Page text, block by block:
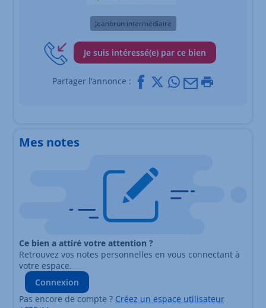
Jeanbrun intermédiaire
Je suis intéressé(e) par ce bien
Partager l'annonce : Facebook
X Whatsapp
Mail
Mes notes
Ce bien a attiré votre attention ?
Retrouvez vos notes personnelles en vous connectant à
votre espace.
Connexion
Pas encore de compte ? Créez un espace utilisateur